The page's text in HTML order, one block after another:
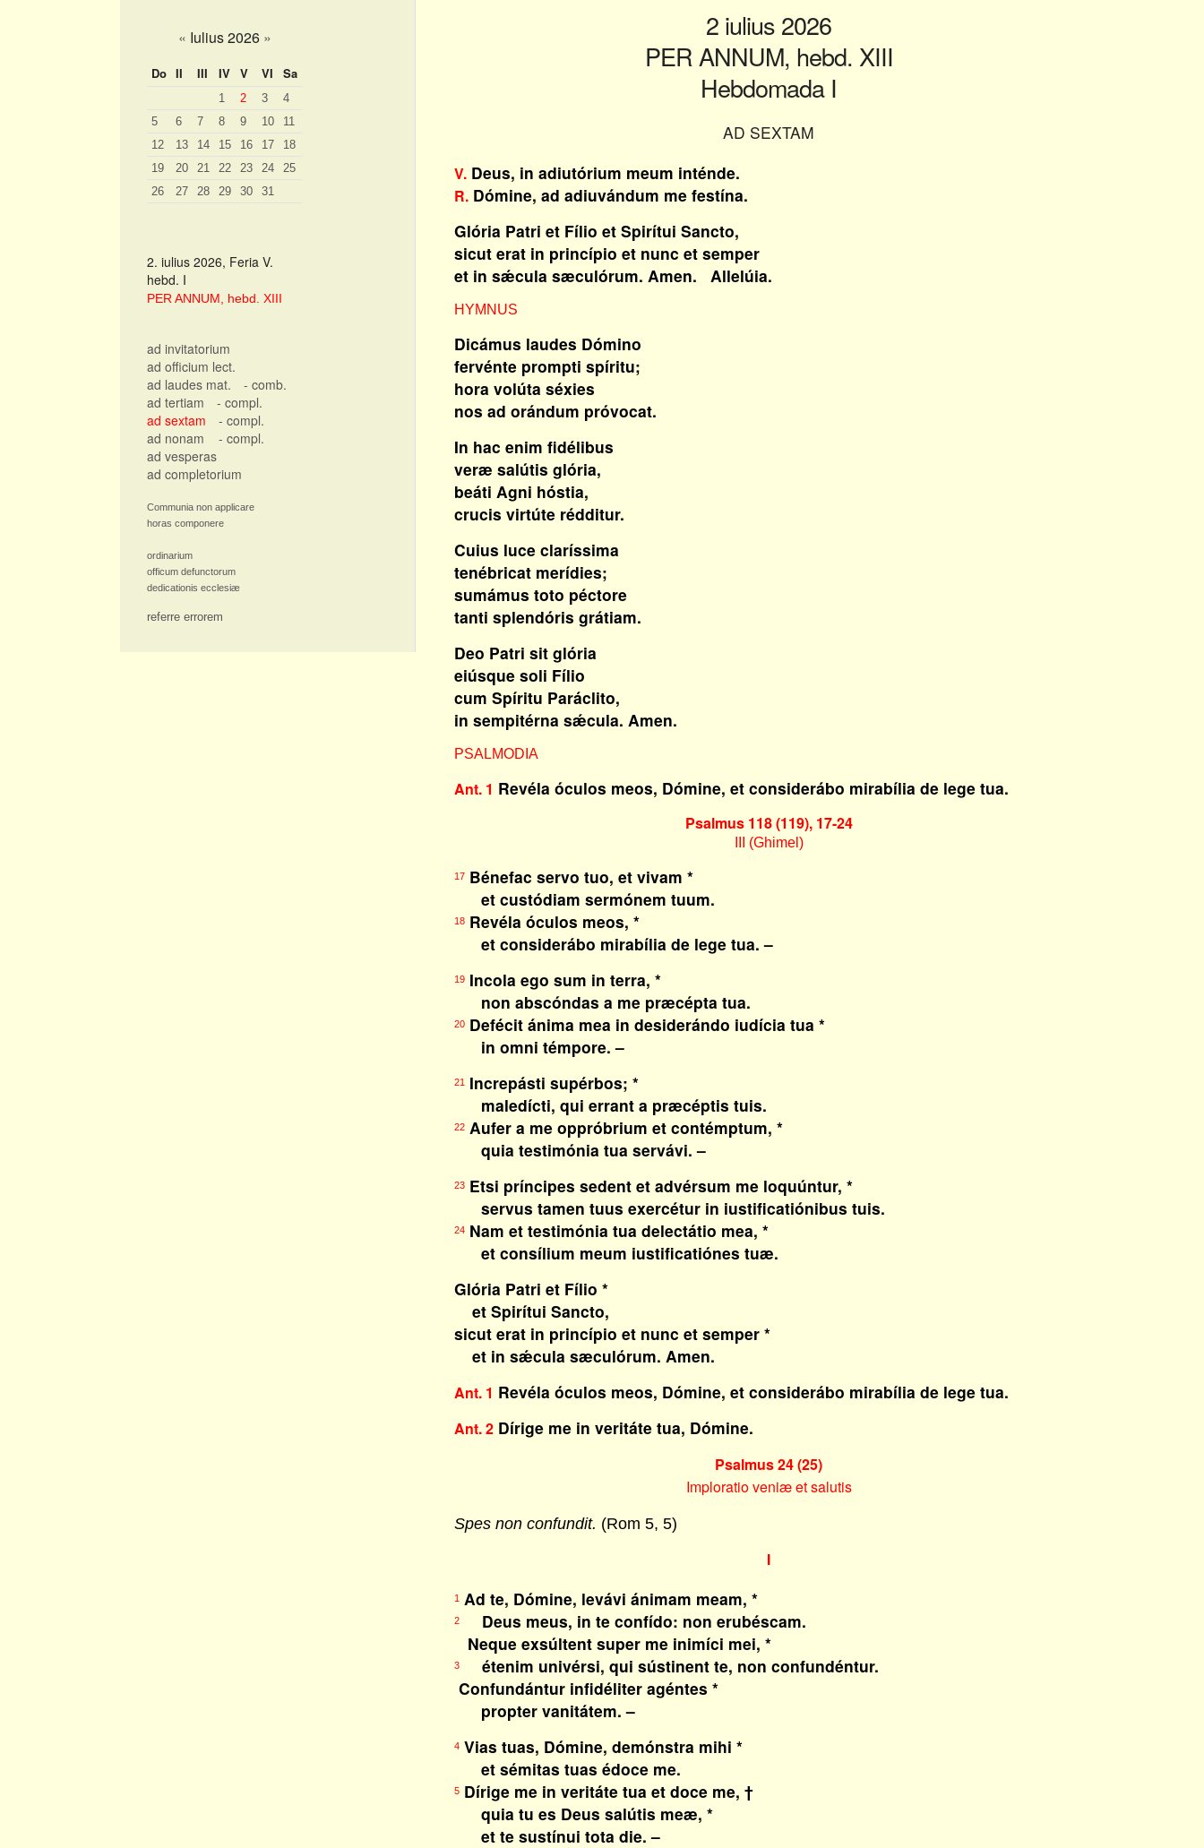
« Iulius 2026 »
Do II III IV V VI Sa
1 2 3
4
5
6 7 8 9 10
11
12
13 14 15 16 17
18
19
20 21 22 23 24
25
26
27 28 29 30 31
2. iulius 2026, Feria V.
hebd. I
PER ANNUM, hebd. XIII
ad invitatorium
ad officium lect.
ad laudes mat.
- comb.
ad tertiam
- compl.
ad sextam
- compl.
ad nonam
- compl.
ad vesperas
ad completorium
Communia non applicare
horas componere
ordinarium
officum defunctorum
dedicationis ecclesiæ
referre errorem
2 iulius 2026
PER ANNUM, hebd. XIII
Hebdomada I
AD SEXTAM
V. Deus, in adiutórium meum inténde.
R. Dómine, ad adiuvándum me festína.
Glória Patri et Fílio et Spirítui Sancto,
sicut erat in princípio et nunc et semper
et in sǽcula sæculórum. Amen. Allelúia.
HYMNUS
Dicámus laudes Dómino
fervénte prompti spíritu;
hora volúta séxies
nos ad orándum próvocat.
In hac enim fidélibus
veræ salútis glória,
beáti Agni hóstia,
crucis virtúte rédditur.
Cuius luce claríssima
tenébricat merídies;
sumámus toto péctore
tanti splendóris grátiam.
Deo Patri sit glória
eiúsque soli Fílio
cum Spíritu Paráclito,
in sempitérna sǽcula. Amen.
PSALMODIA
Ant. 1 Revéla óculos meos, Dómine, et considerábo mirabília de lege tua.
Psalmus 118 (119), 17-24
III (Ghimel)
17 Bénefac servo tuo, et vivam *
et custódiam sermónem tuum.
18 Revéla óculos meos, *
et considerábo mirabília de lege tua. –
19 Incola ego sum in terra, *
non abscóndas a me præcépta tua.
20 Defécit ánima mea in desiderándo iudícia tua *
in omni témpore. –
21
Increpásti supérbos; *
maledícti, qui errant a præcéptis tuis.
22 Aufer a me oppróbrium et contémptum, *
quia testimónia tua servávi. –
23 Etsi príncipes sedent et advérsum me loquúntur, *
servus tamen tuus exercétur in iustificatiónibus tuis.
24 Nam et testimónia tua delectátio mea, *
et consílium meum iustificatiónes tuæ.
Glória Patri et Fílio *
et Spirítui Sancto,
sicut erat in princípio et nunc et semper *
et in sǽcula sæculórum. Amen.
Ant. 1 Revéla óculos meos, Dómine, et considerábo mirabília de lege tua.
Ant. 2 Dírige me in veritáte tua, Dómine.
Psalmus 24 (25)
Imploratio veniæ et salutis
Spes non confundit. (Rom 5, 5)
I
1 Ad te, Dómine, levávi ánimam meam, *
2
Deus meus, in te confído: non erubéscam.
Neque exsúltent super me inimíci mei, *
3
étenim univérsi, qui sústinent te, non confundéntur.
Confundántur infidéliter agéntes *
propter vanitátem. –
4 Vias tuas, Dómine, demónstra mihi *
et sémitas tuas édoce me.
5 Dírige me in veritáte tua et doce me, †
quia tu es Deus salútis meæ, *
et te sustínui tota die. –